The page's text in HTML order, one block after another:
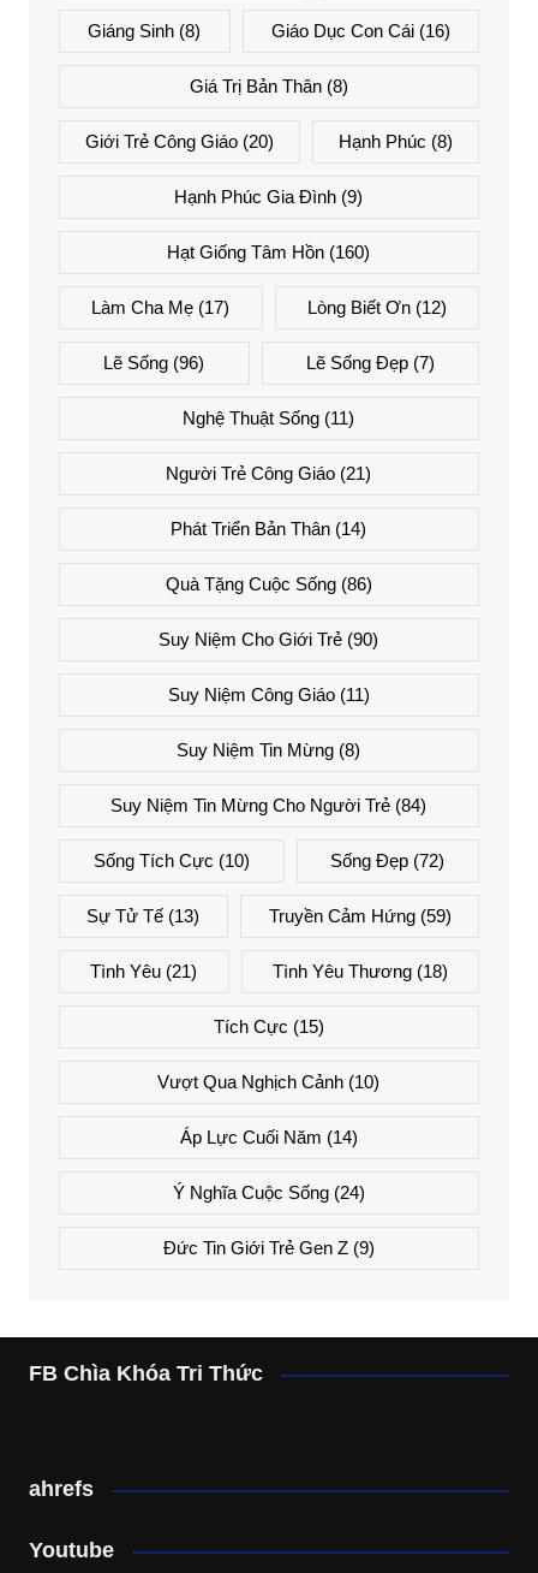
Giáng Sinh (8) Giáo Dục Con Cái(16)
Giá Trị Bản Thân(8)
Giới Trẻ Công Giáo(20) Hạnh Phúc (8)
Hạnh Phúc Gia Đình (9)
Hạt Giống Tâm Hồn (160)
Làm Cha Mẹ (17) Lòng Biết Ơn(12)
Lẽ Sống (96) Lẽ Sống Đẹp(7)
Nghệ Thuật Sống (11)
Người Trẻ Công Giáo (21)
Phát Triển Bản Thân (14)
Quà Tặng Cuộc Sống(86)
Suy Niệm Cho Giới Trẻ (90)
Suy Niệm Công Giáo(11)
Suy Niệm Tin Mừng (8)
Suy Niệm Tin Mừng Cho Người Trẻ (84)
Sống Tích Cực (10) Sống Đẹp (72)
Sự Tử Tế (13) Truyền Cảm Hứng(59)
Tình Yêu (21) Tình Yêu Thương(18)
Tích Cực (15)
Vượt Qua Nghịch Cảnh (10)
Áp Lực Cuối Năm (14)
Ý Nghĩa Cuộc Sống(24)
Đức Tin Giới Trẻ Gen Z(9)
FB Chìa Khóa Tri Thức
ahrefs
Youtube